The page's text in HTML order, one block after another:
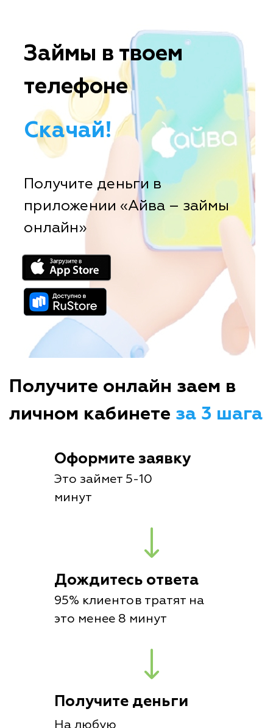
Займы в твоем
телефоне
Скачай!
Получите деньги в
приложении «Айва – займы
онлайн»
Получите онлайн заем в
личном кабинете за 3 шага
Оформите заявку
Это займет 5-10
минут
Дождитесь ответа
95% клиентов тратят на
это менее 8 минут
Получите деньги
На любую